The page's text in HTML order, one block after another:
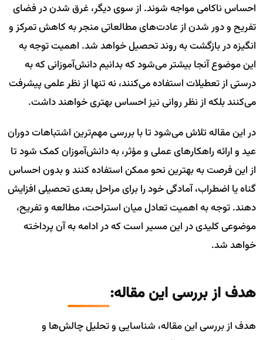
احساس ناکامی مواجه شوند. از سوی دیگر، غرق شدن در فضای
تفریح و دور شدن از عادت‌های مطالعاتی منجر به کاهش تمرکز و
انگیزه در بازگشت به روند تحصیل خواهد شد. اهمیت توجه به
این موضوع آنجا بیشتر می‌شود که بدانیم دانش‌آموزانی که به
درستی از تعطیلات استفاده می‌کنند، نه تنها از نظر علمی پیشرفت
می‌کنند بلکه از نظر روانی نیز احساس بهتری خواهند داشت.
در این مقاله تلاش می‌شود تا با بررسی مهم‌ترین اشتباهات دوران
عید و ارائه راهکارهای عملی و مؤثر، به دانش‌آموزان کمک شود تا
از این فرصت به بهترین نحو ممکن استفاده کنند و بدون احساس
گناه یا اضطراب، آمادگی خود را برای مراحل بعدی تحصیلی افزایش
دهند. توجه به اهمیت تعادل میان استراحت، مطالعه و تفریح،
موضوعی کلیدی در این مسیر است که در ادامه به آن پرداخته
خواهد شد.
هدف از بررسی این مقاله:
هدف از بررسی این مقاله، شناسایی و تحلیل چالش‌ها و